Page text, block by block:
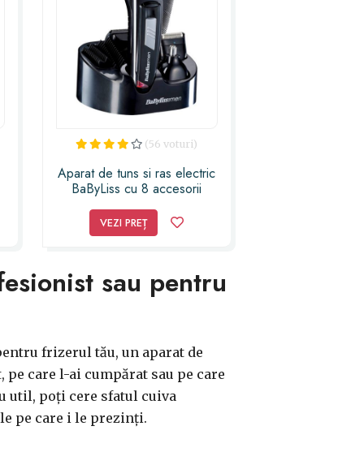
(56 voturi)
Aparat de tuns si ras electric
BaByLiss cu 8 accesorii
Lame din otel inoxidabil,Lama
32 mm pentru barba,
de curatare, ulei, N
VEZI PREȚ
sau pentru
frizerul tău, un aparat de
care l-ai cumpărat sau pe care
util, poți cere sfatul cuiva
pe care i le prezinți.